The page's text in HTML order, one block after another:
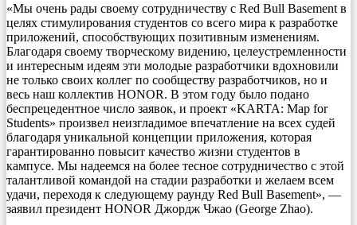
«Мы очень рады своему сотрудничеству с Red Bull Basement в
целях стимулирования студентов со всего мира к разработке
приложений, способствующих позитивным изменениям.
Благодаря своему творческому видению, целеустремленности
и интересным идеям эти молодые разработчики вдохновили
не только своих коллег по сообществу разработчиков, но и
весь наш коллектив HONOR. В этом году было подано
беспрецедентное число заявок, и проект «KARTA: Map for
Students» произвел неизгладимое впечатление на всех судей
благодаря уникальной концепции приложения, которая
гарантированно повысит качество жизни студентов в
кампусе. Мы надеемся на более тесное сотрудничество с этой
талантливой командой на стадии разработки и желаем всем
удачи, переходя к следующему раунду Red Bull Basement», —
заявил президент HONOR Джордж Чжао (George Zhao).